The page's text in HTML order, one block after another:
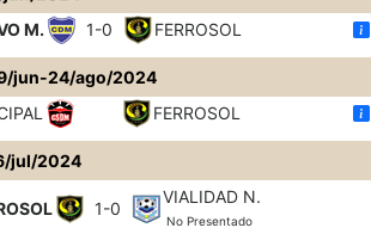
M.
1-0 FERROSOL
jun-24/ago/2024
FERROSOL
jul/2024
1-0
VIALIDAD N.
No Presentado